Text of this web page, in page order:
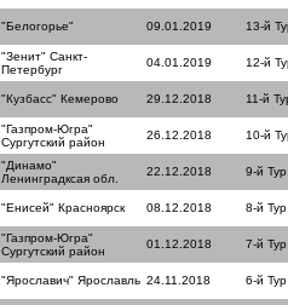
"Белогорье" 09.01.2019 13-й
"Зенит" Санкт-
Петербург
04.01.2019 12-й
"Кузбасс" Кемерово 29.12.2018 11-й
"Газпром-Югра"
Сургутский район
26.12.2018 10-й
"Динамо"
Ленинградксая обл.
22.12.2018 9-й Тур
"Енисей" Красноярск 08.12.2018 8-й Тур
"Газпром-Югра"
Сургутский район
01.12.2018 7-й Тур
"Ярославич" Ярославль 24.11.2018 6-й Тур